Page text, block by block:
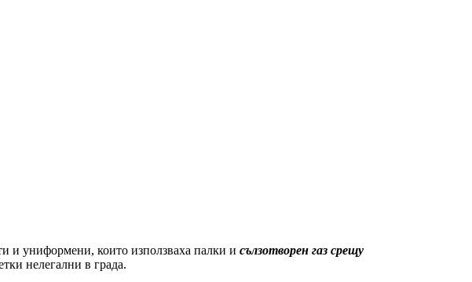
и униформени, които използваха палки и сълзотворен газ срещу
нелегални в града.